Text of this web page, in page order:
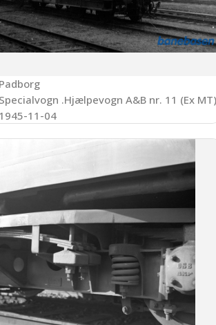
Padborg
Specialvogn .Hjælpevogn A&B nr. 11 (Ex MT)
1945-11-04